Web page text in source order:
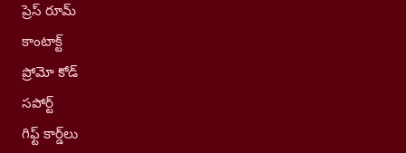
ప్రెస్ రూమ్
కాంటాక్ట్
ప్రోమో కోడ్
సపోర్ట్
గిఫ్ట్ కార్డ్‌లు